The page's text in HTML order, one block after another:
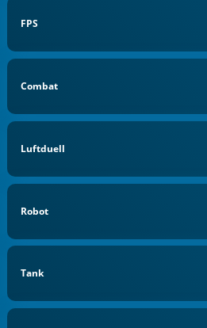
FPS
Combat
Luftduell
Robot
Tank